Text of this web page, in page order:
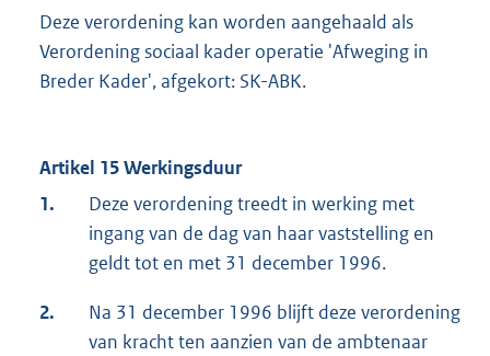
Deze verordening kan worden aangehaald als
Verordening sociaal kader operatie 'Afweging in
Breder Kader', afgekort: SK-ABK.
Artikel 15 Werkingsduur
1.
Deze verordening treedt in werking met
ingang van de dag van haar vaststelling en
geldt tot en met 31 december 1996.
2.
Na 31 december 1996 blijft deze verordening
van kracht ten aanzien van de ambtenaar